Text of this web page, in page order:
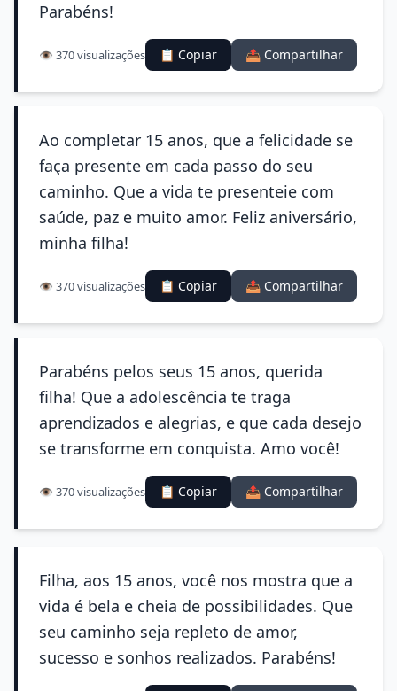
Parabéns!
👁️ 370 visualizações 📋 Copiar 📤 Compartilhar
Ao completar 15 anos, que a felicidade se
faça presente em cada passo do seu
caminho. Que a vida te presenteie com
saúde, paz e muito amor. Feliz aniversário,
minha filha!
👁️ 370 visualizações 📋 Copiar 📤 Compartilhar
Parabéns pelos seus 15 anos, querida
filha! Que a adolescência te traga
aprendizados e alegrias, e que cada desejo
se transforme em conquista. Amo você!
👁️ 370 visualizações 📋 Copiar 📤 Compartilhar
Filha, aos 15 anos, você nos mostra que a
vida é bela e cheia de possibilidades. Que
seu caminho seja repleto de amor,
sucesso e sonhos realizados. Parabéns!